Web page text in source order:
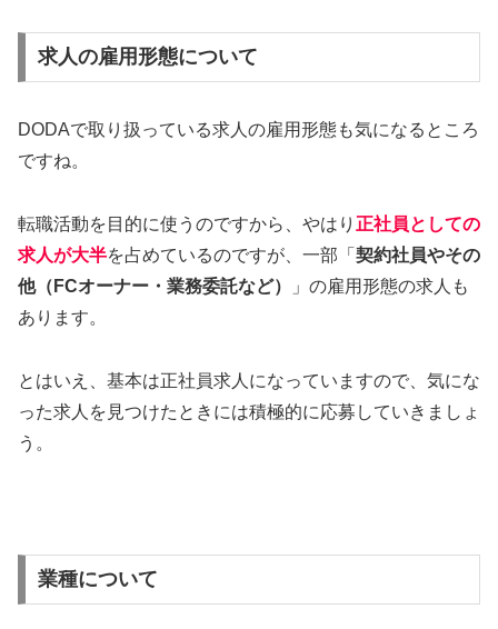
求人の雇用形態について
DODAで取り扱っている求人の雇用形態も気になるところ
ですね。
転職活動を目的に使うのですから、やはり 正社員としての
求人が大半を占めているのですが、一部「 契約社員やその
他（FCオーナー・業務委託など）
」の雇用形態の求人も
あります。
とはいえ、基本は正社員求人になっていますので、気にな
った求人を見つけたときには積極的に応募していきましょ
う。
業種について